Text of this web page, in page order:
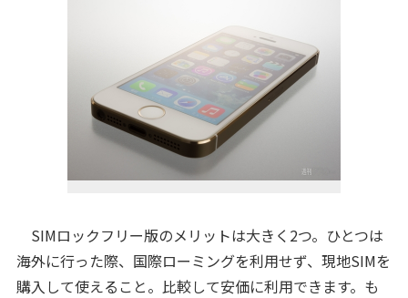
SIMロックフリー版のメリットは大きく2つ。ひとつは
海外に行った際、国際ローミングを利用せず、現地SIMを
購入して使えること。比較して安価に利用できます。も